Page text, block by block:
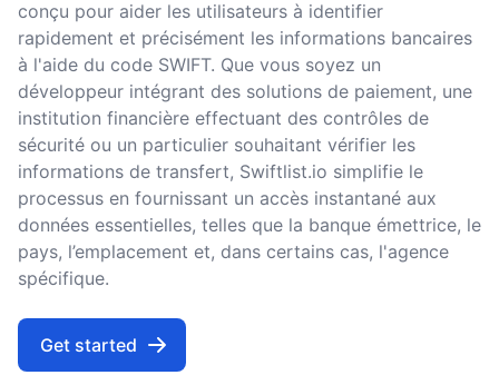
conçu pour aider les utilisateurs à identifier
rapidement et précisément les informations bancaires
à l'aide du code SWIFT. Que vous soyez un
développeur intégrant des solutions de paiement, une
institution financière effectuant des contrôles de
sécurité ou un particulier souhaitant vérifier les
informations de transfert, Swiftlist.io simplifie le
processus en fournissant un accès instantané aux
données essentielles, telles que la banque émettrice, le
pays, l’emplacement et, dans certains cas, l'agence
spécifique.
Get started